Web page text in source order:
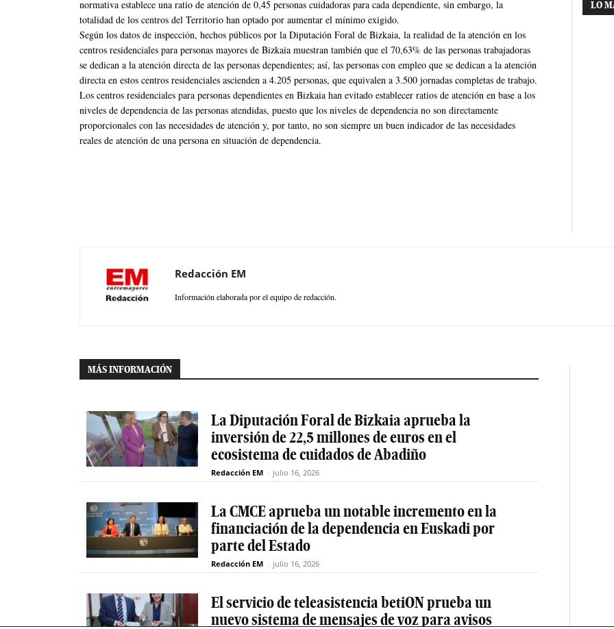
normativa establece una ratio de atención de 0,45 personas cuidadoras para cada dependiente, sin embargo, la
totalidad de los centros del Territorio han optado por aumentar el mínimo exigido.
Según los datos de inspección, hechos públicos por la Diputación Foral de Bizkaia, la realidad de la atención en los
centros residenciales para personas mayores de Bizkaia muestran también que el 70,63% de las personas trabajadoras
se dedican a la atención directa de las personas dependientes; así, las personas con empleo que se dedican a la atención
directa en estos centros residenciales ascienden a 4.205 personas, que equivalen a 3.500 jornadas completas de trabajo.
Los centros residenciales para personas dependientes en Bizkaia han evitado establecer ratios de atención en base a los
niveles de dependencia de las personas atendidas, puesto que los niveles de dependencia no son directamente
proporcionales con las necesidades de atención y, por tanto, no son siempre un buen indicador de las necesidades
reales de atención de una persona en situación de dependencia.
LO
Redacción EM
Información elaborada por el equipo de redacción.
MÁS INFORMACIÓN
La Diputación Foral de Bizkaia aprueba la
inversión de 22,5 millones de euros en el
ecosistema de cuidados de Abadiño
Redacción EM - julio 16, 2026
La CMCE aprueba un notable incremento en la
financiación de la dependencia en Euskadi por
parte del Estado
Redacción EM - julio 16, 2026
El servicio de teleasistencia betiON prueba un
nuevo sistema de mensajes de voz para avisos